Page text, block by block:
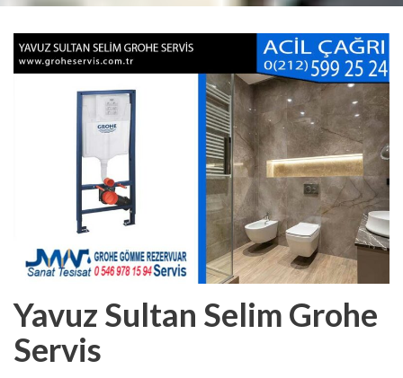
Yavuz Sultan Selim Grohe
Servis